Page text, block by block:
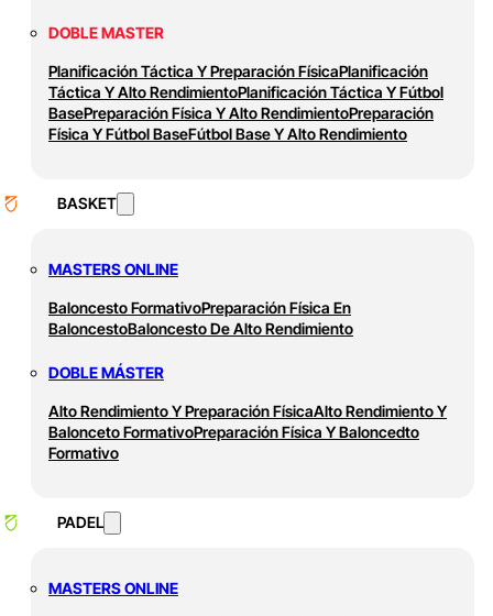
DOBLE MASTER
Planificación Táctica Y Preparación FísicaPlanificación
Táctica Y Alto RendimientoPlanificación Táctica Y Fútbol
BasePreparación Física Y Alto RendimientoPreparación
Física Y Fútbol BaseFútbol Base Y Alto Rendimiento
BASKET
MASTERS ONLINE
Baloncesto FormativoPreparación Física En
BaloncestoBaloncesto De Alto Rendimiento
DOBLE MÁSTER
Alto Rendimiento Y Preparación FísicaAlto Rendimiento Y
Balonceto FormativoPreparación Física Y Baloncedto
Formativo
PADEL
MASTERS ONLINE